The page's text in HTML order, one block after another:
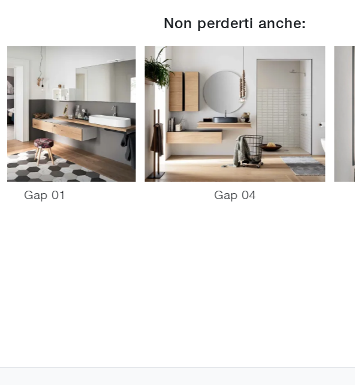
Non perderti anche:
Gap 01 Gap 04